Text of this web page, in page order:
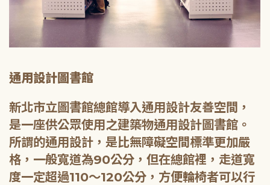
通用設計圖書館
新北市立圖書館總館導入通用設計友善空間，
是一座供公眾使用之建築物通用設計圖書館。
所謂的通用設計，是比無障礙空間標準更加嚴
格，一般寬道為90公分，但在總館裡，走道寬
度一定超過110～120公分，方便輪椅者可以行